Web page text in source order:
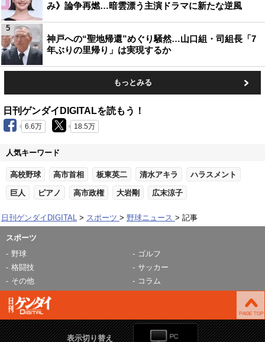
み》論争再燃…暗雲漂う主演ドラマに新たな逆風
神戸への“聖地帰還”めぐり騒然…山口組・司組長「7
年ぶりの里帰り」は実現するか
5
もっとみる
日刊ゲンダイDIGITALを読もう！
6.6万 18.5万
人気キーワード
高校野球 高市首相 板東英二 清水アキラ ハラスメント
巨人 ピアノ 高市政権 大岩剛 広末涼子
日刊ゲンダイDIGITAL スポーツ 野球ニュース 記事
スポーツ
野球
ゴルフ
格闘技
サッカー
その他
コラム
表示切り替え